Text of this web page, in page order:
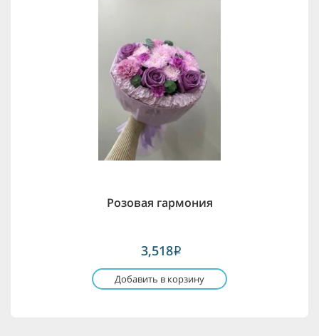
Розовая гармония
3,518i
Добавить в корзину